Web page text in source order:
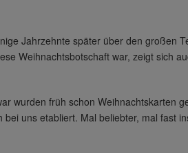
Jahrzehnte später über den großen
Weihnachtsbotschaft war, zeigt sich
wurden früh schon Weihnachtskarten
uns etabliert. Mal beliebter, mal fast